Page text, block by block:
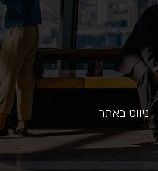
ניווט באתר